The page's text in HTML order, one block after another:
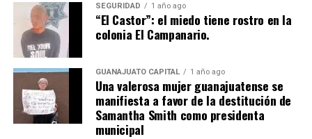
SEGURIDAD 1 año ago
“El Castor”: el miedo tiene rostro en la
colonia El Campanario.
GUANAJUATO CAPITAL 1 año ago
Una valerosa mujer guanajuatense se
manifiesta a favor de la destitución de
Samantha Smith como presidenta
municipal